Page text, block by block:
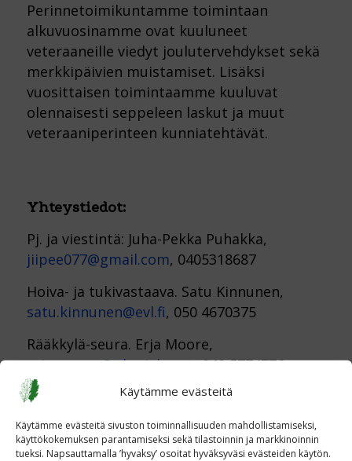
Käytämme evästeitä
Käytämme evästeitä sivuston toiminnallisuuden mahdollistamiseksi,
käyttökokemuksen parantamiseksi sekä tilastoinnin ja markkinoinnin
tueksi. Napsauttamalla ’hyvaksy’ osoitat hyväksyväsi evästeiden käytön.
Perinnetoimikuntamme toimintaan
alkuvuosinamme ovat kuuluneet
veteraaneille viedyt joulutervehdykset sekä
merkkipäivien muistamiset. Lisäksi
vuosittaisen toimintaamme kuuluvat
olennaisesti seppeleen laskut ja muut
veteraaniperinteen kunniatehtävät.
Yhteystiedot:
Pj. ja viestintä: Juha-Pekka Puhakka,
jiipee077@gmail.com, 0405318687
Hoiva- ja tukivastaava. Satu Kinnunen,
satu.kinnunen@evl.fi, 050 4670375
Rääkkylä-seura. Erja Moore,
erja.moore@pkarjala.net, 040 5774776
Lions Club. Jouko Tolvanen
joukotolvanen50@gmail.com
, 0500 576520